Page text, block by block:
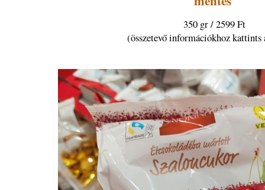
350 gr / 2599 Ft
(összetevő információkhoz kattints